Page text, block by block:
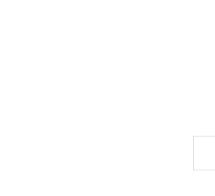
NEW 미국 LA점 오픈